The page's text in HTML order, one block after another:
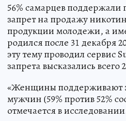
56% самарцев
запрет на продажу
продукции молодежи, а
родился после 31 декабря
эту тему проводил сервис
запрета высказались всего
«Женщины поддерживают
мужчин (59% против 52%
отмечается в